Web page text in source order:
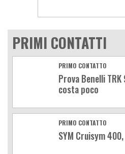
PRIMI CONTATTI
PRIMO CONTATTO
Prova Benelli
costa poco
PRIMO CONTATTO
SYM Cruisym